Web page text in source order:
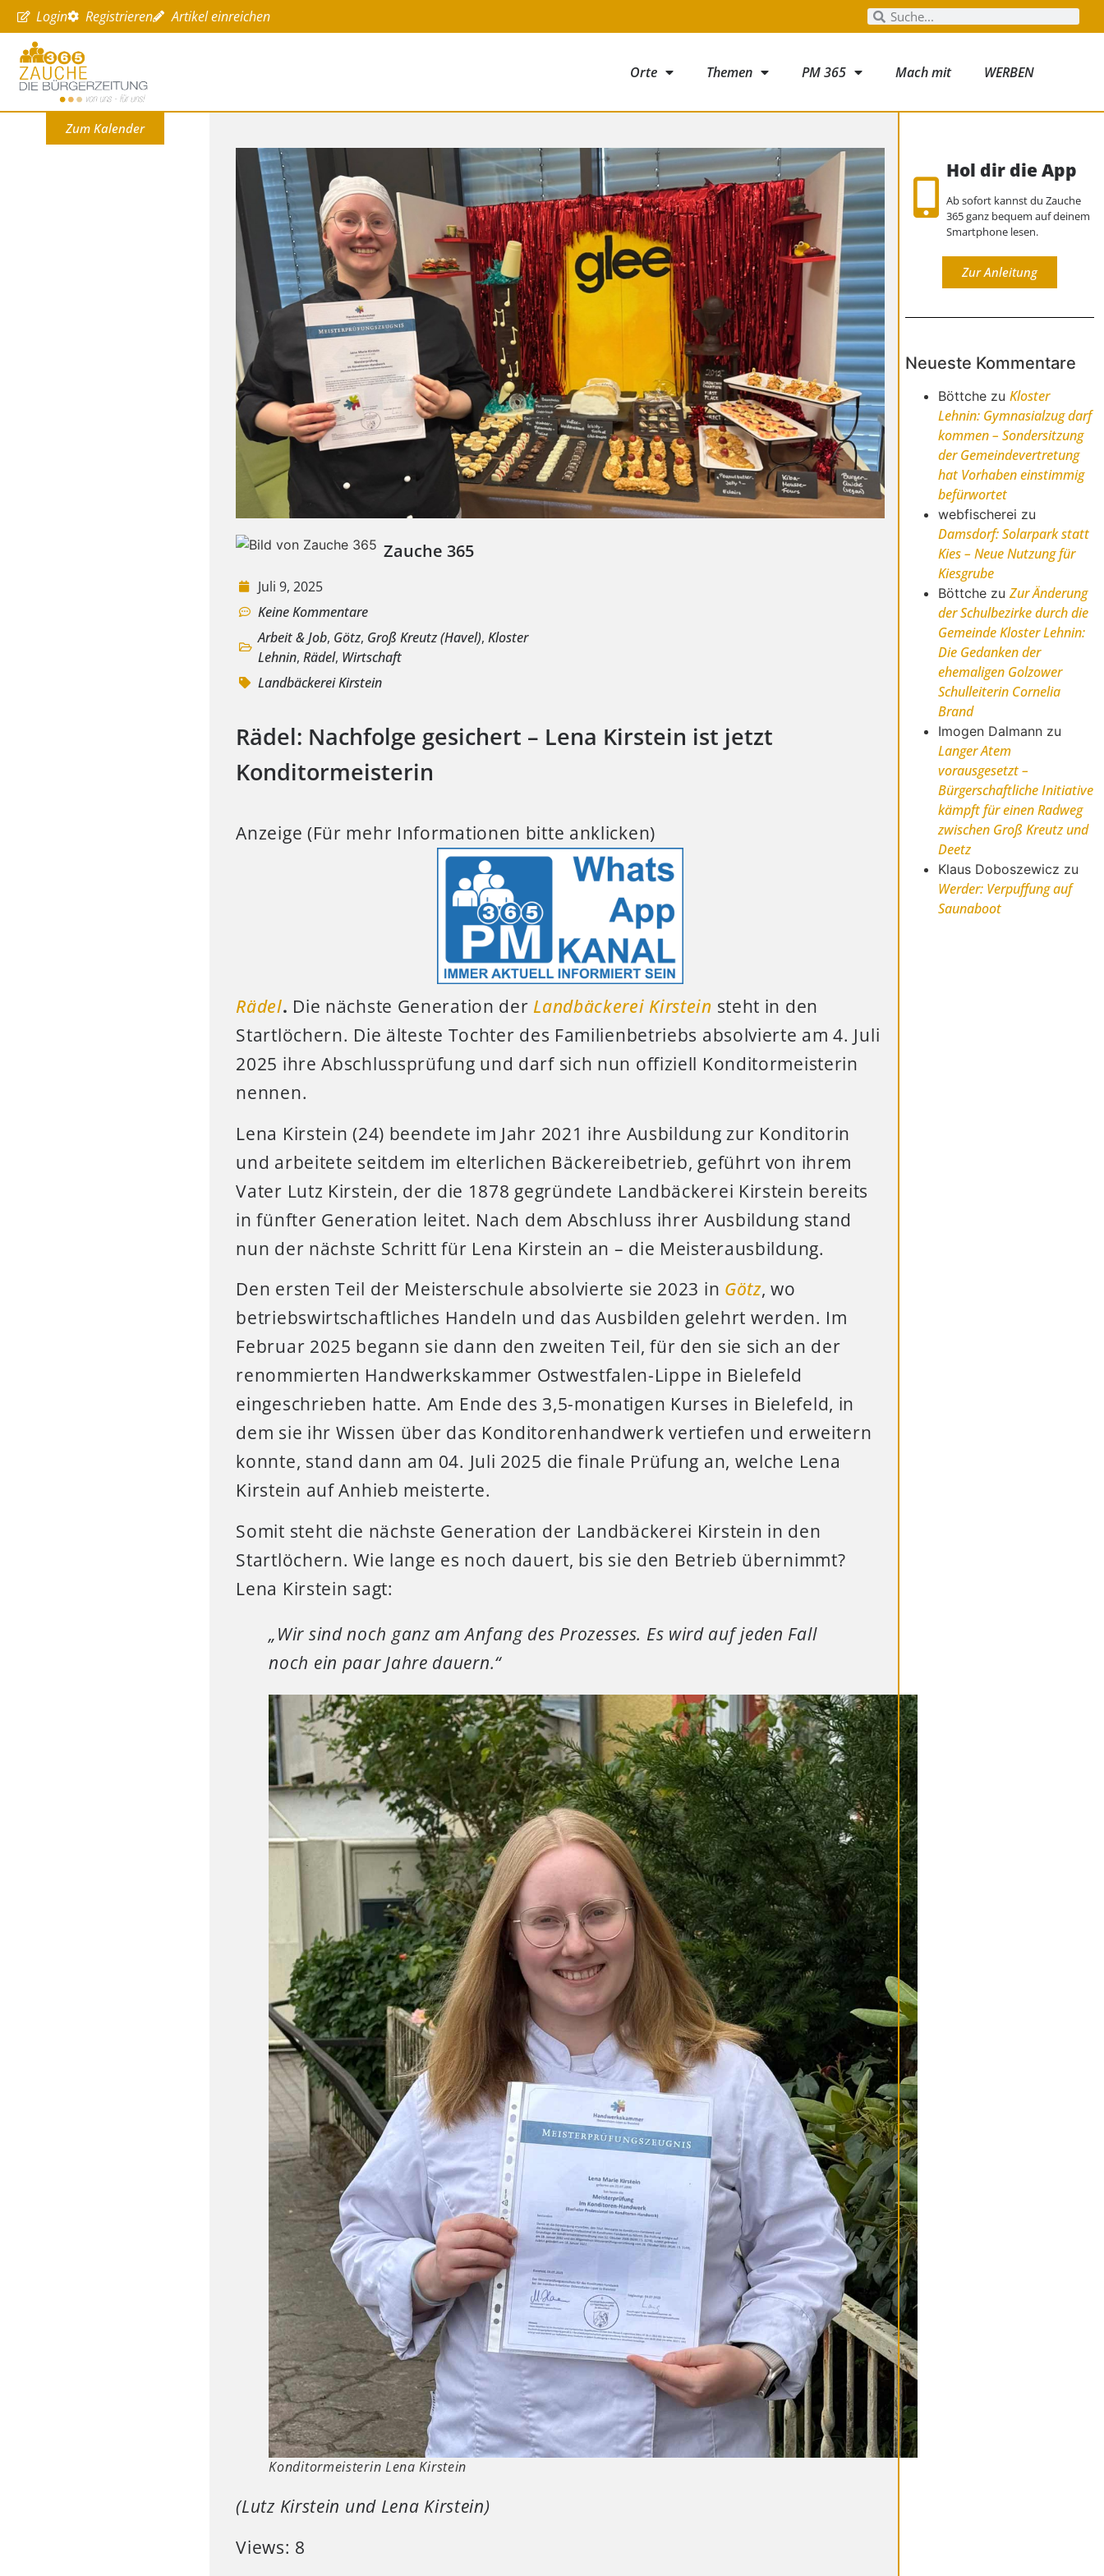
Login Registrieren Artikel einreichen
Orte Themen PM 365 Mach mit WERBEN
Zum Kalender
Zauche 365
Juli 9, 2025
Keine Kommentare
Arbeit & Job, Götz, Groß Kreutz (Havel),Kloster
Lehnin,Rädel, Wirtschaft
Landbäckerei Kirstein
Rädel: Nachfolge gesichert – Lena Kirstein ist jetzt
Konditormeisterin
Anzeige (Für mehr Informationen bitte anklicken)
Rädel. Die nächste Generation der Landbäckerei Kirstein steht in den
Startlöchern. Die älteste Tochter des Familienbetriebs absolvierte am 4. Juli
2025 ihre Abschlussprüfung und darf sich nun offiziell Konditormeisterin
nennen.
Lena Kirstein (24) beendete im Jahr 2021 ihre Ausbildung zur Konditorin
und arbeitete seitdem im elterlichen Bäckereibetrieb, geführt von ihrem
Vater Lutz Kirstein, der die 1878 gegründete Landbäckerei Kirstein bereits
in fünfter Generation leitet. Nach dem Abschluss ihrer Ausbildung stand
nun der nächste Schritt für Lena Kirstein an – die Meisterausbildung.
Den ersten Teil der Meisterschule absolvierte sie 2023 in Götz, wo
betriebswirtschaftliches Handeln und das Ausbilden gelehrt werden. Im
Februar 2025 begann sie dann den zweiten Teil, für den sie sich an der
renommierten Handwerkskammer Ostwestfalen-Lippe in Bielefeld
eingeschrieben hatte. Am Ende des 3,5-monatigen Kurses in Bielefeld, in
dem sie ihr Wissen über das Konditorenhandwerk vertiefen und erweitern
konnte, stand dann am 04. Juli 2025 die finale Prüfung an, welche Lena
Kirstein auf Anhieb meisterte.
Somit steht die nächste Generation der Landbäckerei Kirstein in den
Startlöchern. Wie lange es noch dauert, bis sie den Betrieb übernimmt?
Lena Kirstein sagt:
„Wir sind noch ganz am Anfang des Prozesses. Es wird auf jeden Fall
noch ein paar Jahre dauern.“
Konditormeisterin Lena Kirstein
(Lutz Kirstein und Lena Kirstein)
Views: 8
Hol dir die App
Ab sofort kannst du Zauche
365 ganz bequem auf deinem
Smartphone lesen.
Zur Anleitung
Neueste Kommentare
Böttche zuKloster
Lehnin: Gymnasialzug darf
kommen – Sondersitzung
der Gemeindevertretung
hat Vorhaben einstimmig
befürwortet
webfischerei zu
Damsdorf: Solarpark statt
Kies – Neue Nutzung für
Kiesgrube
Böttche zuZur Änderung
der Schulbezirke durch die
Gemeinde Kloster Lehnin:
Die Gedanken der
ehemaligen Golzower
Schulleiterin Cornelia
Brand
Imogen Dalmann zu
Langer Atem
vorausgesetzt –
Bürgerschaftliche Initiative
kämpft für einen Radweg
zwischen Groß Kreutz und
Deetz
Klaus Doboszewicz zu
Werder: Verpuffung auf
Saunaboot